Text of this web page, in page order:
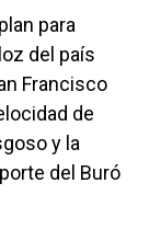
para
del país
Francisco
de
y la
del Buró